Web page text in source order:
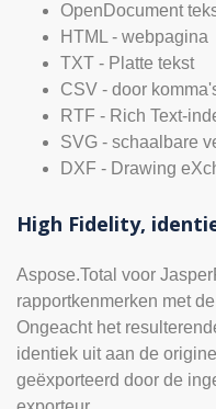
OpenDocument
HTML - webpagina
TXT - Platte tekst
CSV - door
RTF - Rich Text-
SVG - schaalbare
DXF - Drawing
High Fidelity,
Aspose.Total voor
rapportkenmerken met
Ongeacht het
identiek uit aan de
geëxporteerd door de